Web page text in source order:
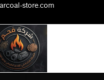
content
store.com